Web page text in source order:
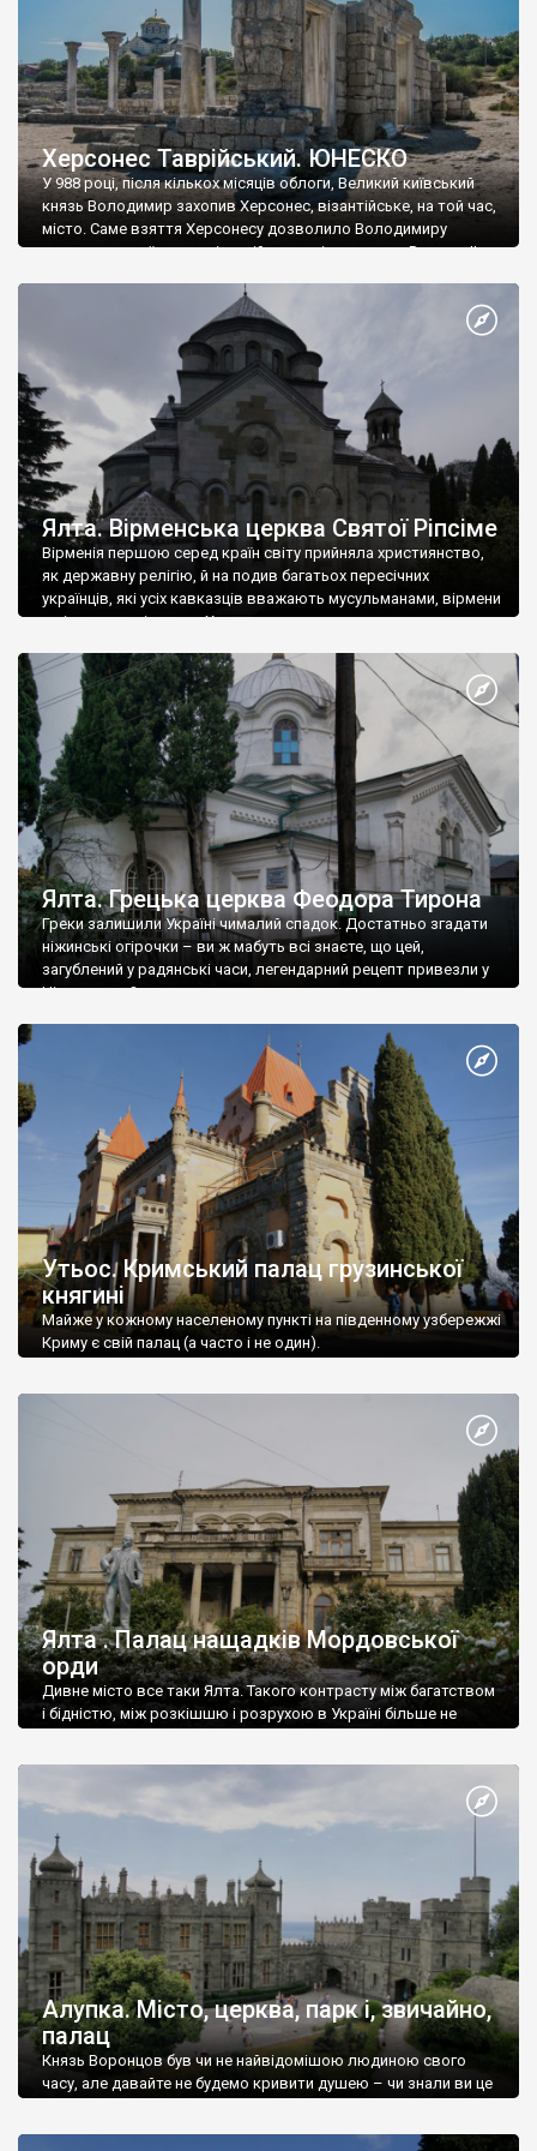
Херсонес Таврійський. ЮНЕСКО
У 988 році, після кількох місяців облоги, Великий київський
князь Володимир захопив Херсонес, візантійське, на той час,
місто. Саме взяття Херсонесу дозволило Володимиру
диктувати свої умови візантійському імператору Василю ІІ, та
Херсонесі Володимир-язичник, став Василем-християнином.
А потім було Хрещення Русі. На честь Херсонесу Таврійського
Ялта. Вірменська церква Святої Ріпсіме
Вірменія першою серед країн світу прийняла християнство,
як державну релігію, й на подив багатьох пересічних
українців, які усіх кавказців вважають мусульманами, вірмени
є відданими вірянами Христа
Ялта. Грецька церква Феодора Тирона
Греки залишили Україні чималий спадок. Достатньо згадати
ніжинські огірочки – ви ж мабуть всі знаєте, що цей,
загублений у радянські часи, легендарний рецепт привезли у
Ніжин греки?
Утьос. Кримський палац грузинської
княгині
Майже у кожному населеному пункті на південному узбережжі
Криму є свій палац (а часто і не один).
Ялта . Палац нащадків Мордовської
орди
Дивне місто все таки Ялта. Такого контрасту між багатством
і бідністю, між розкішшю і розрухою в Україні більше не
Алупка. Місто, церква, парк і, звичайно,
палац
Князь Воронцов був чи не найвідомішою людиною свого
часу, але давайте не будемо кривити душею – чи знали ви це